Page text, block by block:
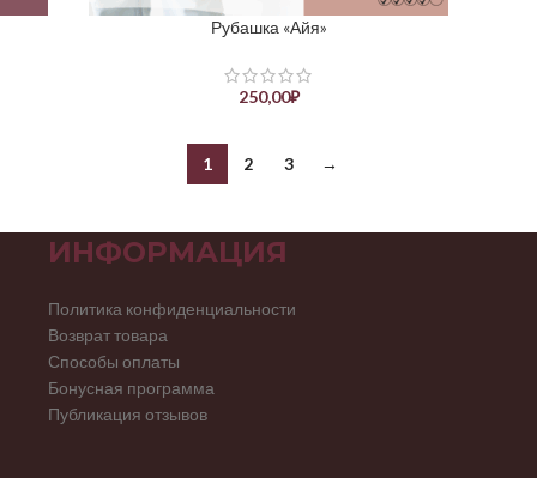
Рубашка «Айя»
250,00₽
1 2 3 →
ИНФОРМАЦИЯ
Политика конфиденциальности
Возврат товара
Способы оплаты
Бонусная программа
Публикация отзывов